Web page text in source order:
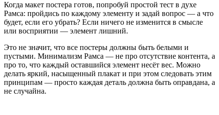
Когда макет постера готов, попробуй простой тест в духе
Рамса: пройдись по каждому элементу и задай вопрос — а что
будет, если его убрать? Если ничего не изменится в смысле
или восприятии — элемент лишний.
Это не значит, что все постеры должны быть белыми и
пустыми. Минимализм Рамса — не про отсутствие контента, а
про то, что каждый оставшийся элемент несёт вес. Можно
делать яркий, насыщенный плакат и при этом следовать этим
принципам — просто каждая деталь должна быть оправдана, а
не случайна.